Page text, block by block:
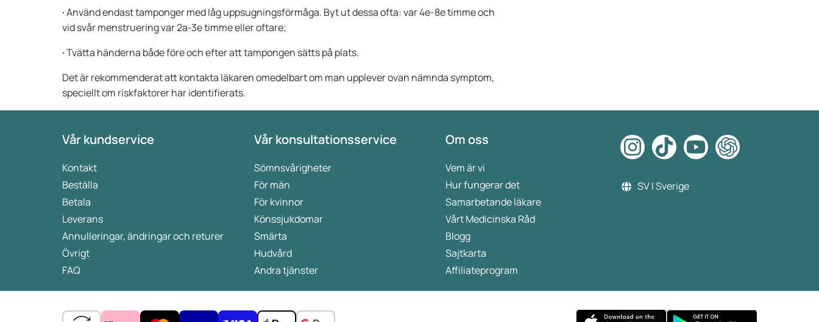
·Använd endast tamponger med låg uppsugningsförmåga. Byt ut dessa ofta: var 4e-8e timme och
vid svår menstruering var 2a-3e timme eller oftare;
·Tvätta händerna både före och efter att tampongen sätts på plats.
Det är rekommenderat att kontakta läkaren omedelbart om man upplever ovan nämnda symptom,
speciellt om riskfaktorer har identifierats.
Vår kundservice
Kontakt
Beställa
Betala
Leverans
Annulleringar, ändringar och returer
Övrigt
FAQ
Vår konsultationsservice
Sömnsvårigheter
För män
För kvinnor
Könssjukdomar
Smärta
Hudvård
Andra tjänster
Om oss
Vem är vi
Hur fungerar det
Samarbetande läkare
Vårt Medicinska Råd
Blogg
Sajtkarta
Affiliateprogram
SV | Sverige